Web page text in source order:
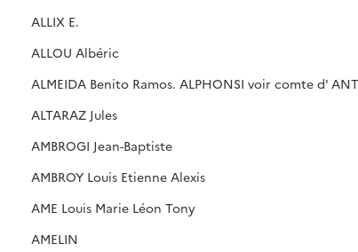
ALLIX E.
ALLOU Albéric
ALTARAZ Jules
AMBROGI Jean-Baptiste
AMBROY Louis Etienne Alexis
AME Louis Marie Léon Tony
AMELIN